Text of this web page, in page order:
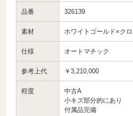
品番 326139
素材 ホワイトゴールド×ク
仕様 オートマチック
参考上代 ￥3,210,000
程度
中古A
小キズ部分的にあり
付属品完備